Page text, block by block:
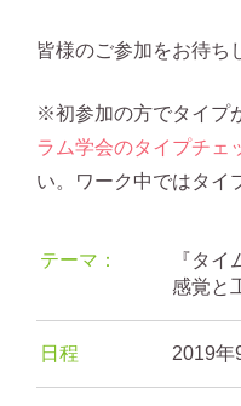
皆様のご参加をお待ち
※初参加の方でタイプ
ラム学会のタイプチェ
い。ワーク中ではタイ
テーマ：
『タ
感覚と
日程 2019年